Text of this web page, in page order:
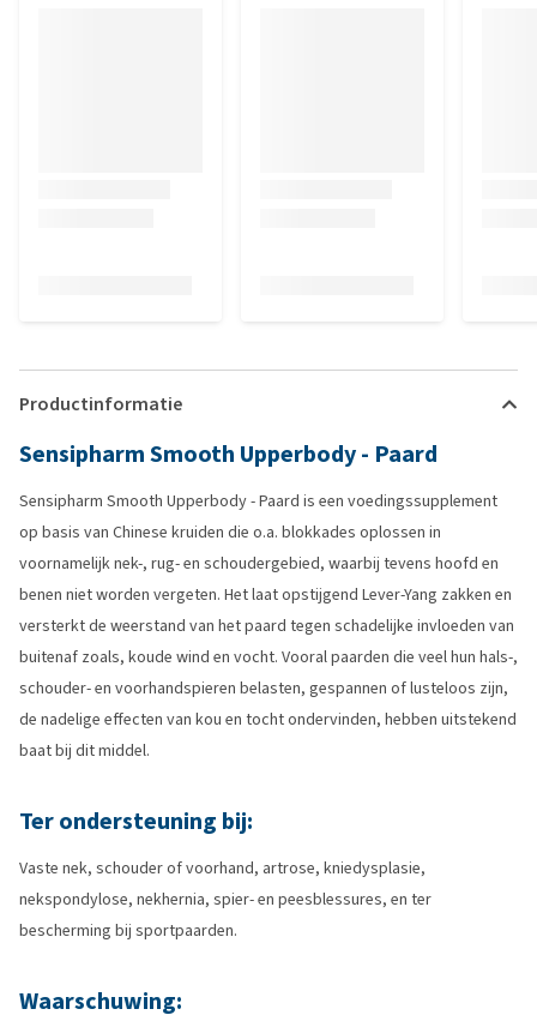
Productinformatie
Sensipharm Smooth Upperbody - Paard
Sensipharm Smooth Upperbody - Paard is een voedingssupplement
op basis van Chinese kruiden die o.a. blokkades oplossen in
voornamelijk nek-, rug- en schoudergebied, waarbij tevens hoofd en
benen niet worden vergeten. Het laat opstijgend Lever-Yang zakken en
versterkt de weerstand van het paard tegen schadelijke invloeden van
buitenaf zoals, koude wind en vocht. Vooral paarden die veel hun hals-,
schouder- en voorhandspieren belasten, gespannen of lusteloos zijn,
de nadelige effecten van kou en tocht ondervinden, hebben uitstekend
baat bij dit middel.
Ter ondersteuning bij:
Vaste nek, schouder of voorhand, artrose, kniedysplasie,
nekspondylose, nekhernia, spier- en peesblessures, en ter
bescherming bij sportpaarden.
Waarschuwing: